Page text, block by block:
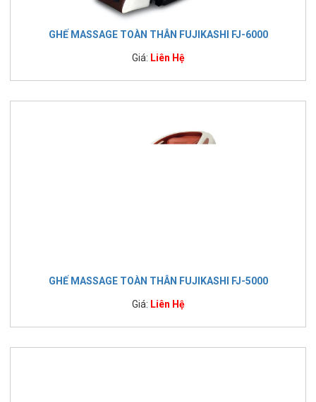
GHẾ MASSAGE TOÀN THÂN FUJIKASHI FJ-6000
Giá: Liên Hệ
GHẾ MASSAGE TOÀN THÂN FUJIKASHI FJ-5000
Giá: Liên Hệ